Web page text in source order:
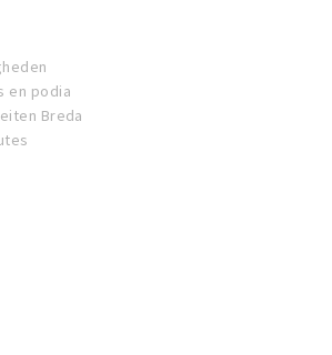
en podia
Breda